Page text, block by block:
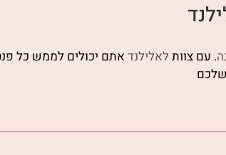
. עם צוות לאלילנד אתם יכולים לממש כל
שלכם